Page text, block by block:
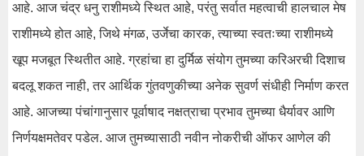
आहे. आज चंद्र धनु राशीमध्ये स्थित आहे, परंतु सर्वात महत्वाची हालचाल मेष
राशीमध्ये होत आहे, जिथे मंगळ, उर्जेचा कारक, त्याच्या स्वतःच्या राशीमध्ये
खूप मजबूत स्थितीत आहे. ग्रहांचा हा दुर्मिळ संयोग तुमच्या करिअरची दिशाच
बदलू शकत नाही, तर आर्थिक गुंतवणुकीच्या अनेक सुवर्ण संधीही निर्माण करत
आहे. आजच्या पंचांगानुसार पूर्वाषाद नक्षत्राचा प्रभाव तुमच्या धैर्यावर आणि
निर्णयक्षमतेवर पडेल. आज तुमच्यासाठी नवीन नोकरीची ऑफर आणेल की